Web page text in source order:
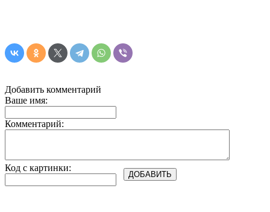
Добавить комментарий
Ваше имя:
Комментарий:
Код с картинки: